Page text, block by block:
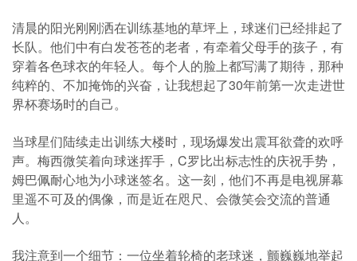
清晨的阳光刚刚洒在训练基地的草坪上，球迷们已经排起了
长队。他们中有白发苍苍的老者，有牵着父母手的孩子，有
穿着各色球衣的年轻人。每个人的脸上都写满了期待，那种
纯粹的、不加掩饰的兴奋，让我想起了30年前第一次走进世
界杯赛场时的自己。
当球星们陆续走出训练大楼时，现场爆发出震耳欲聋的欢呼
声。梅西微笑着向球迷挥手，C罗比出标志性的庆祝手势，
姆巴佩耐心地为小球迷签名。这一刻，他们不再是电视屏幕
里遥不可及的偶像，而是近在咫尺、会微笑会交流的普通
人。
我注意到一个细节：一位坐着轮椅的老球迷，颤巍巍地举起